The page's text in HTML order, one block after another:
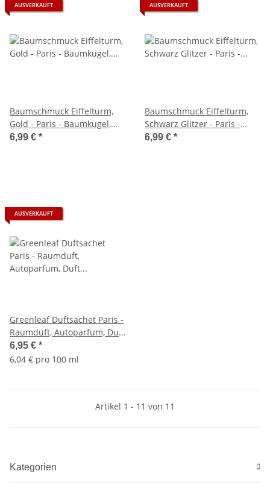
AUSVERKAUFT
Baumschmuck Eiffelturm,
Gold - Paris - Baumkugel,
Weihnachtsdeko,
6,99 € *
AUSVERKAUFT
Baumschmuck Eiffelturm,
Schwarz Glitzer - Paris -
Baumkugel,
6,99 € *
AUSVERKAUFT
Greenleaf Duftsachet Paris -
Raumduft, Autoparfum, Duft
Sachet
6,95 € *
6,04 € pro 100 ml
Artikel 1 - 11 von 11
Kategorien